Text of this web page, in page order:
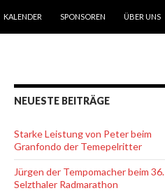
KALENDER SPONSOREN ÜBER UNS
NEUESTE BEITRÄGE
Starke Leistung von Peter beim
Granfondo der Temepelritter
Jürgen der Tempomacher beim 36.
Selzthaler Radmarathon